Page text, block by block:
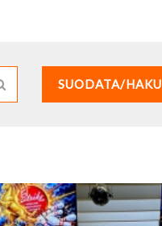
SUODATA/HAKU